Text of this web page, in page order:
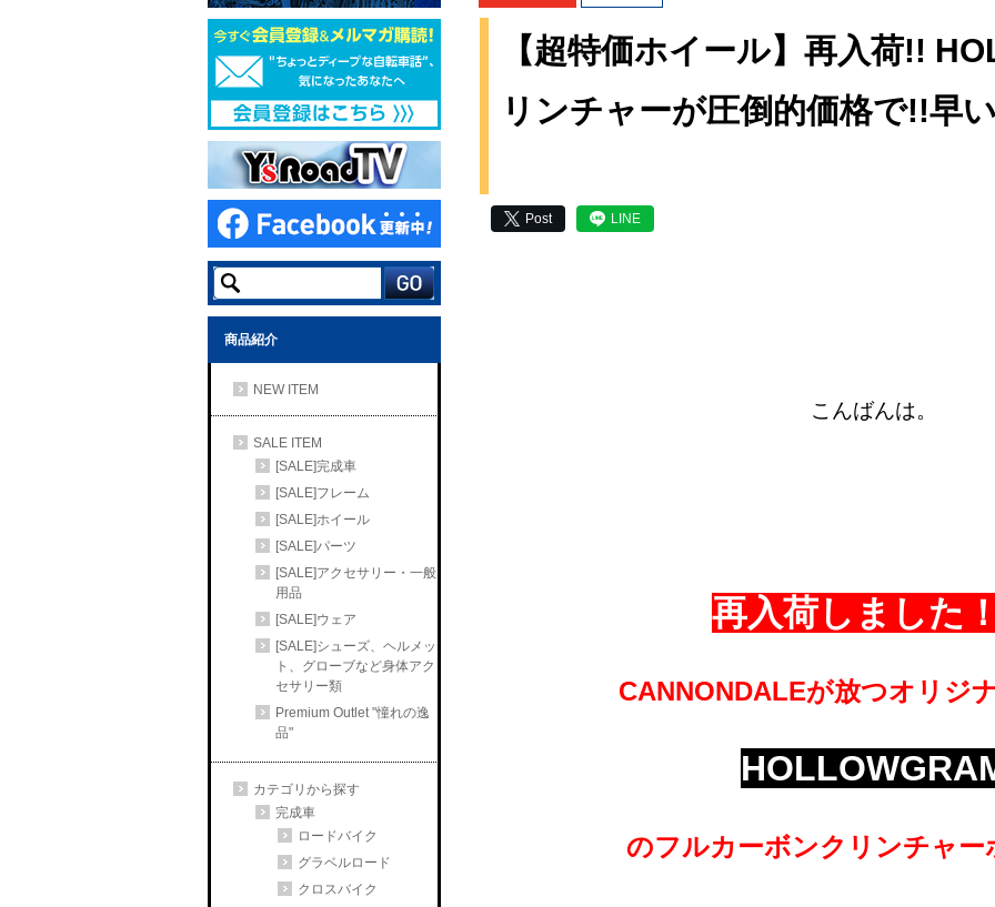
商品紹介
NEW ITEM
SALE ITEM
[SALE]完成車
[SALE]フレーム
[SALE]ホイール
[SALE]パーツ
[SALE]アクセサリー・一般
用品
[SALE]ウェア
[SALE]シューズ、ヘルメッ
ト、グローブなど身体アク
セサリー類
Premium Outlet "憧れの逸
品"
カテゴリから探す
完成車
ロードバイク
グラベルロード
クロスバイク
【超特価ホイール】再入荷!!
リンチャーが圧倒的価格で!!早
Post LINE
こんばんは。
再入荷しました！
CANNONDALEが放つオリジ
のフルカーボンクリンチャー